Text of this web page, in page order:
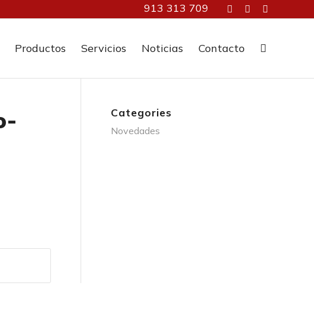
913 313 709
Productos Servicios Noticias Contacto
Categories
Novedades